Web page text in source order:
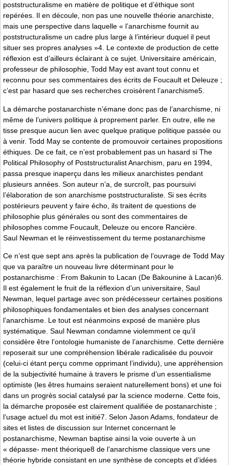
poststructuralisme en matière de politique et d’éthique sont
repérées. Il en découle, non pas une nouvelle théorie anarchiste,
mais une perspective dans laquelle « l’anarchisme fournit au
poststructuralisme un cadre plus large à l’intérieur duquel il peut
situer ses propres analyses »4. Le contexte de production de cette
réflexion est d’ailleurs éclairant à ce sujet. Universitaire américain,
professeur de philosophie, Todd May est avant tout connu et
reconnu pour ses commentaires des écrits de Foucault et Deleuze ;
c’est par hasard que ses recherches croisèrent l’anarchisme5.
La démarche postanarchiste n’émane donc pas de l’anarchisme, ni
même de l’univers politique à proprement parler. En outre, elle ne
tisse presque aucun lien avec quelque pratique politique passée ou
à venir. Todd May se contente de promouvoir certaines propositions
éthiques. De ce fait, ce n’est probablement pas un hasard si The
Political Philosophy of Poststructuralist Anarchism, paru en 1994,
passa presque inaperçu dans les milieux anarchistes pendant
plusieurs années. Son auteur n’a, de surcroît, pas poursuivi
l’élaboration de son anarchisme poststructuraliste. Si ses écrits
postérieurs peuvent y faire écho, ils traitent de questions de
philosophie plus générales ou sont des commentaires de
philosophes comme Foucault, Deleuze ou encore Rancière.
Saul Newman et le réinvestissement du terme postanarchisme
Ce n’est que sept ans après la publication de l’ouvrage de Todd May
que va paraître un nouveau livre déterminant pour le
postanarchisme : From Bakunin to Lacan (De Bakounine à Lacan)6.
Il est également le fruit de la réflexion d’un universitaire, Saul
Newman, lequel partage avec son prédécesseur certaines positions
philosophiques fondamentales et bien des analyses concernant
l’anarchisme. Le tout est néanmoins exposé de manière plus
systématique. Saul Newman condamne violemment ce qu’il
considère être l’ontologie humaniste de l’anarchisme. Cette dernière
reposerait sur une compréhension libérale radicalisée du pouvoir
(celui-ci étant perçu comme opprimant l’individu), une appréhension
de la subjectivité humaine à travers le prisme d’un essentialisme
optimiste (les êtres humains seraient naturellement bons) et une foi
dans un progrès social catalysé par la science moderne. Cette fois,
la démarche proposée est clairement qualifiée de postanarchiste ;
l’usage actuel du mot est initié7. Selon Jason Adams, fondateur de
sites et listes de discussion sur Internet concernant le
postanarchisme, Newman baptise ainsi la voie ouverte à un
« dépasse- ment théorique8 de l’anarchisme classique vers une
théorie hybride consistant en une synthèse de concepts et d’idées